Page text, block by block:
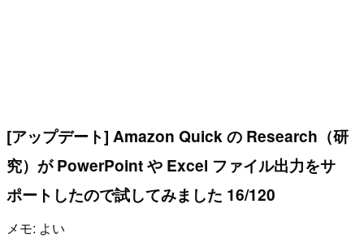
[アップデート] Amazon Quick の Research（研
究）が PowerPoint や Excel ファイル出力をサ
ポートしたので試してみました 16/120
メモ: よい